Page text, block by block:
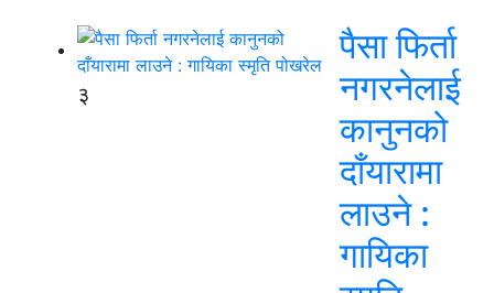
३
पैसा फिर्ता
नगरनेलाई
कानुनको
दाँयारामा
लाउने :
गायिका